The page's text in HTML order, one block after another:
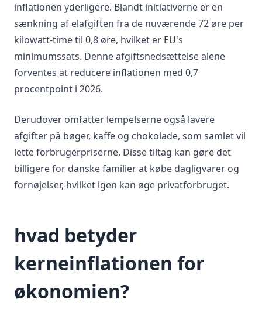
inflationen yderligere. Blandt initiativerne er en
sænkning af elafgiften fra de nuværende 72 øre per
kilowatt-time til 0,8 øre, hvilket er EU's
minimumssats. Denne afgiftsnedsættelse alene
forventes at reducere inflationen med 0,7
procentpoint i 2026.
Derudover omfatter lempelserne også lavere
afgifter på bøger, kaffe og chokolade, som samlet vil
lette forbrugerpriserne. Disse tiltag kan gøre det
billigere for danske familier at købe dagligvarer og
fornøjelser, hvilket igen kan øge privatforbruget.
hvad betyder
kerneinflationen for
økonomien?